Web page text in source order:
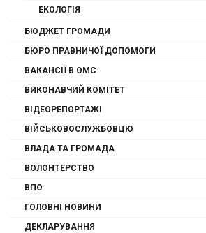
ЕКОЛОГІЯ
БЮДЖЕТ ГРОМАДИ
БЮРО ПРАВНИЧОЇ ДОПОМОГИ
ВАКАНСІЇ В ОМС
ВИКОНАВЧИЙ КОМІТЕТ
ВІДЕОРЕПОРТАЖІ
ВІЙСЬКОВОСЛУЖБОВЦЮ
ВЛАДА ТА ГРОМАДА
ВОЛОНТЕРСТВО
ВПО
ГОЛОВНІ НОВИНИ
ДЕКЛАРУВАННЯ